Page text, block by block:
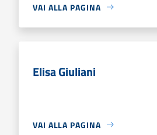
VAI ALLA PAGINA
Elisa Giuliani
VAI ALLA PAGINA